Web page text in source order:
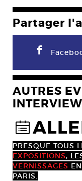
Partager
F
AUTRES
@
PRESQUE TOUS
EXPOSITIONS,
VERNISSAGES
PARIS.